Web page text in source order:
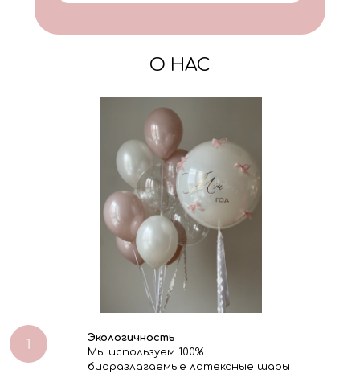
О НАС
Экологичность
Мы используем 100%
биоразлагаемые латексные шары